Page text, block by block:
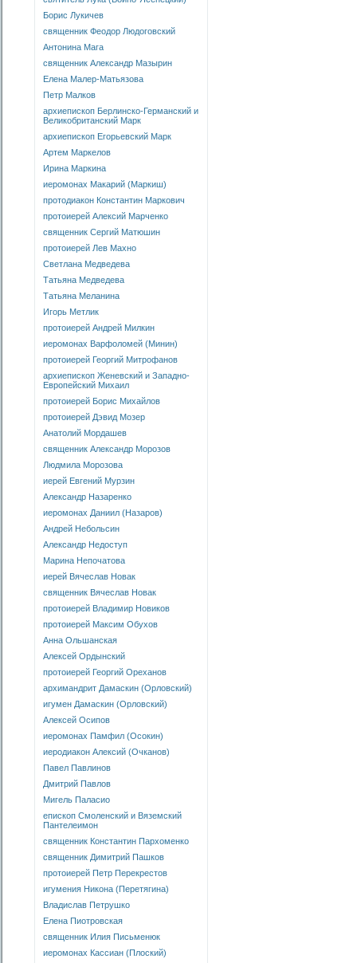
Борис Лукичев
священник Феодор Людоговский
Антонина Мага
священник Александр Мазырин
Елена Малер-Матьязова
Петр Малков
архиепископ Берлинско-Германский и
Великобританский Марк
архиепископ Егорьевский Марк
Артем Маркелов
Ирина Маркина
иеромонах Макарий (Маркиш)
протодиакон Константин Маркович
протоиерей Алексий Марченко
священник Сергий Матюшин
протоиерей Лев Махно
Светлана Медведева
Татьяна Медведева
Татьяна Меланина
Игорь Метлик
протоиерей Андрей Милкин
иеромонах Варфоломей (Минин)
протоиерей Георгий Митрофанов
архиепископ Женевский и Западно-
Европейский Михаил
протоиерей Борис Михайлов
протоиерей Дэвид Мозер
Анатолий Мордашев
священник Александр Морозов
Людмила Морозова
иерей Евгений Мурзин
Александр Назаренко
иеромонах Даниил (Назаров)
Андрей Небольсин
Александр Недоступ
Марина Непочатова
иерей Вячеслав Новак
священник Вячеслав Новак
протоиерей Владимир Новиков
протоиерей Максим Обухов
Анна Ольшанская
Алексей Ордынский
протоиерей Георгий Ореханов
архимандрит Дамаскин (Орловский)
игумен Дамаскин (Орловский)
Алексей Осипов
иеромонах Памфил (Осокин)
иеродиакон Алексий (Очканов)
Павел Павлинов
Дмитрий Павлов
Мигель Паласио
епископ Смоленский и Вяземский
Пантелеимон
священник Константин Пархоменко
священник Димитрий Пашков
протоиерей Петр Перекрестов
игумения Никона (Перетягина)
Владислав Петрушко
Елена Пиотровская
священник Илия Письменюк
иеромонах Кассиан (Плоский)